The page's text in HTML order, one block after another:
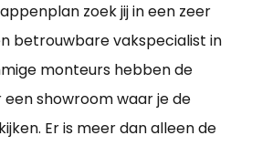
zoek jij in een zeer
betrouwbare vakspecialist in
monteurs hebben de
showroom waar je de
Er is meer dan alleen de